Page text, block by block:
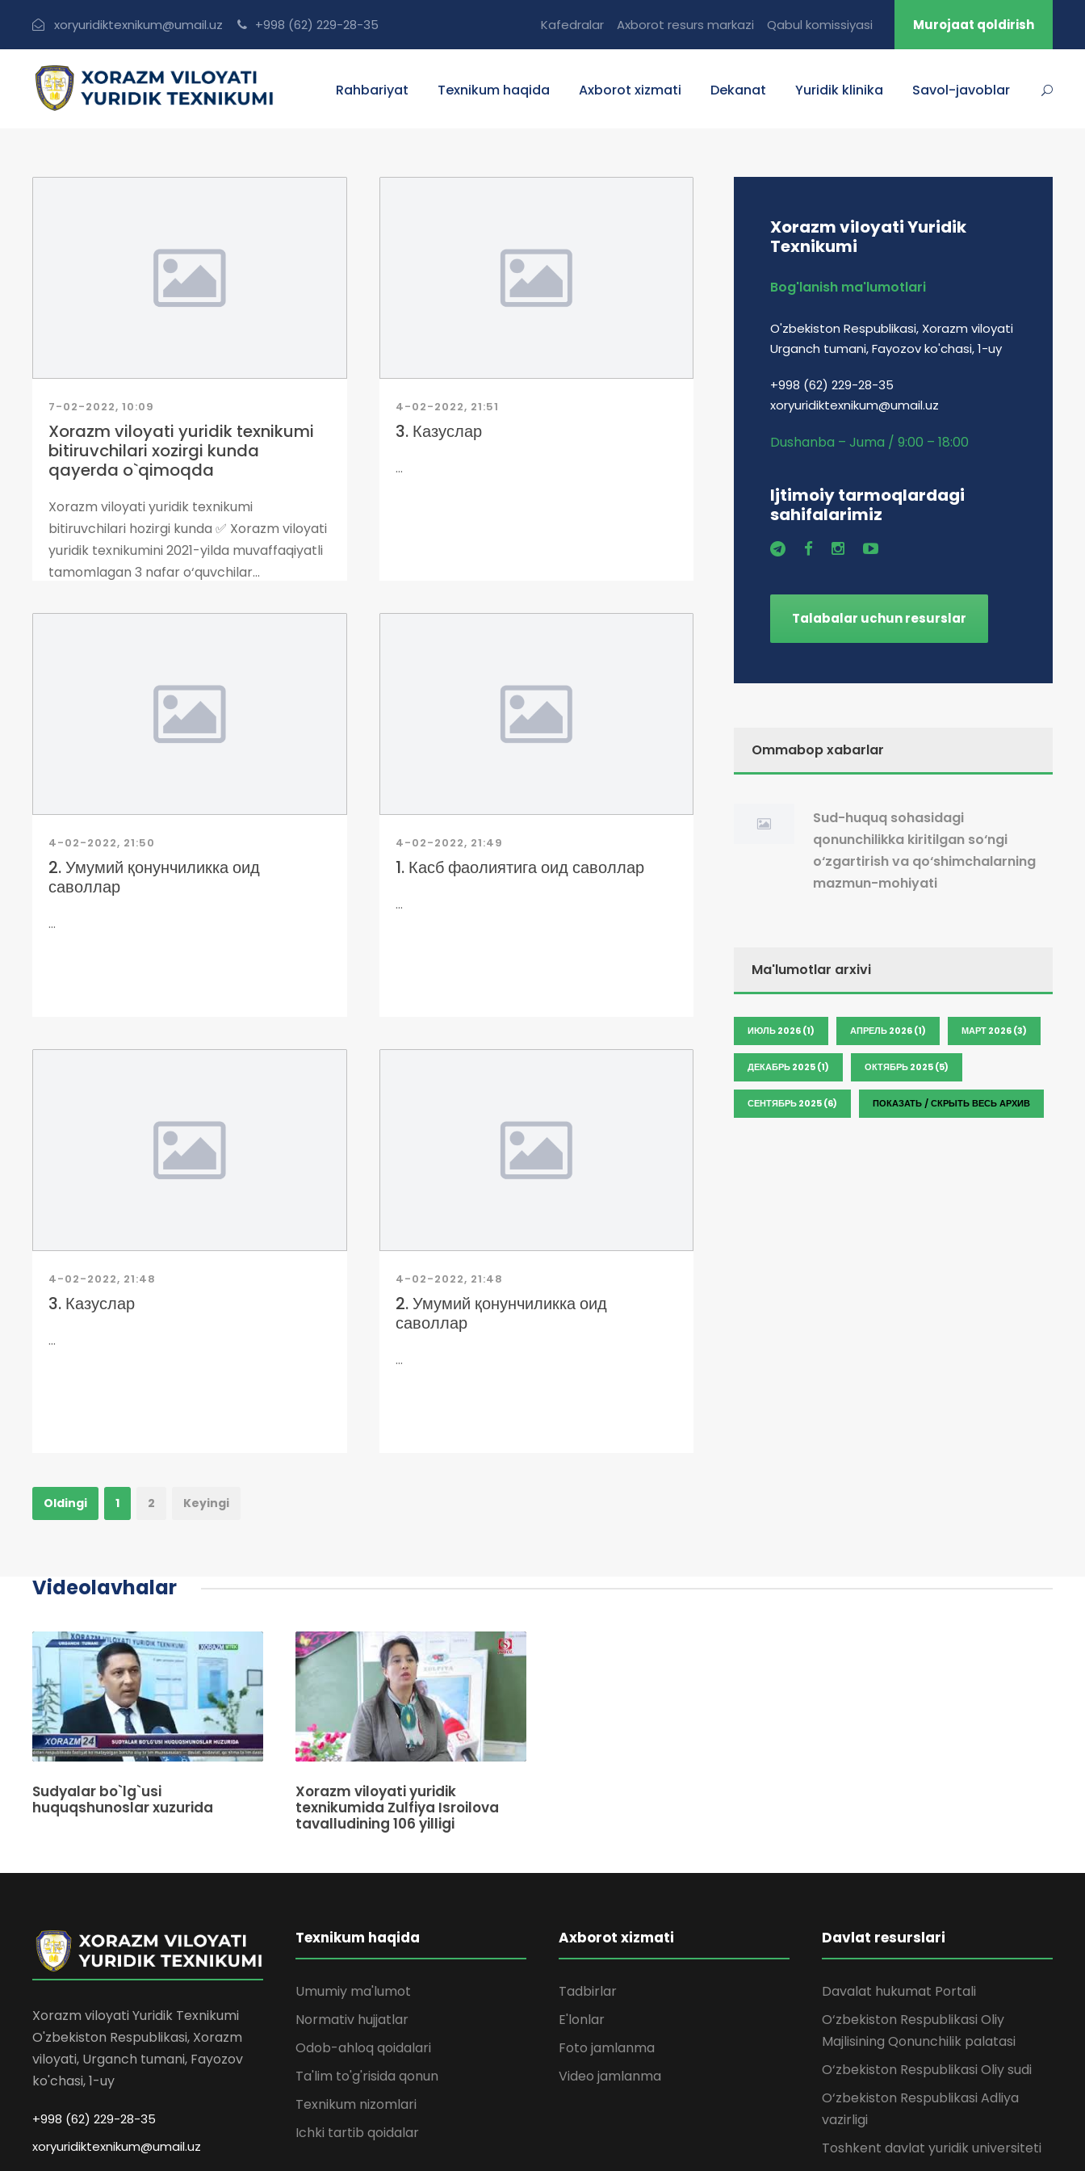
xoryuridiktexnikum@umail.uz +998 (62) 229-28-35 Kafedralar Axborot resurs markazi Qabul komissiyasi Murojaat qoldirish
Rahbariyat Texnikum haqida Axborot xizmati Dekanat Yuridik klinika Savol-javoblar
7-02-2022, 10:09
Xorazm viloyati yuridik texnikumi
bitiruvchilari xozirgi kunda
qayerda o`qimoqda
Xorazm viloyati yuridik texnikumi
bitiruvchilari hozirgi kunda ✅ Xorazm viloyati
yuridik texnikumini 2021-yilda muvaffaqiyatli
tamomlagan 3 nafar o‘quvchilar...
4-02-2022, 21:51
3. Казуслар
...
4-02-2022, 21:50
2. Умумий қонунчиликка оид
саволлар
...
4-02-2022, 21:49
1. Касб фаолиятига оид саволлар
...
4-02-2022, 21:48
3. Казуслар
...
4-02-2022, 21:48
2. Умумий қонунчиликка оид
саволлар
...
Oldingi 1 2 Keyingi
Xorazm viloyati Yuridik
Texnikumi
Bog'lanish ma'lumotlari
O'zbekiston Respublikasi, Xorazm viloyati
Urganch tumani, Fayozov ko'chasi, 1-uy
+998 (62) 229-28-35
xoryuridiktexnikum@umail.uz
Dushanba – Juma / 9:00 – 18:00
Ijtimoiy tarmoqlardagi
sahifalarimiz
Talabalar uchun resurslar
Ommabop xabarlar
Sud-huquq sohasidagi
qonunchilikka kiritilgan so‘ngi
o‘zgartirish va qo‘shimchalarning
mazmun-mohiyati
Ma'lumotlar arxivi
ИЮЛЬ 2026 (1) АПРЕЛЬ 2026 (1) МАРТ 2026 (3)
ДЕКАБРЬ 2025 (1) ОКТЯБРЬ 2025 (5)
СЕНТЯБРЬ 2025 (6) ПОКАЗАТЬ / СКРЫТЬ ВЕСЬ АРХИВ
Videolavhalar
Sudyalar bo`lg`usi
huquqshunoslar xuzurida
Xorazm viloyati yuridik
texnikumida Zulfiya Isroilova
tavalludining 106 yilligi
Xorazm viloyati Yuridik Texnikumi
O'zbekiston Respublikasi, Xorazm
viloyati, Urganch tumani, Fayozov
ko'chasi, 1-uy
+998 (62) 229-28-35
xoryuridiktexnikum@umail.uz
Texnikum haqida
Umumiy ma'lumot
Normativ hujjatlar
Odob-ahloq qoidalari
Ta'lim to'g'risida qonun
Texnikum nizomlari
Ichki tartib qoidalar
Axborot xizmati
Tadbirlar
E'lonlar
Foto jamlanma
Video jamlanma
Davlat resurslari
Davalat hukumat Portali
O‘zbekiston Respublikasi Oliy
Majlisining Qonunchilik palatasi
O‘zbekiston Respublikasi Oliy sudi
O‘zbekiston Respublikasi Adliya
vazirligi
Toshkent davlat yuridik universiteti